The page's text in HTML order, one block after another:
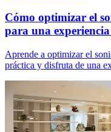
Cómo optimizar el
para una
Aprende a optimizar el
práctica y disfruta de una